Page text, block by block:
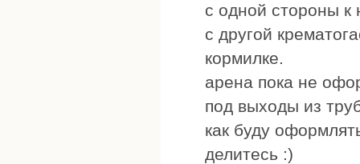
с одной стороны к
с другой
кормилке.
арена пока не
под выходы из
как буду
делитесь :)